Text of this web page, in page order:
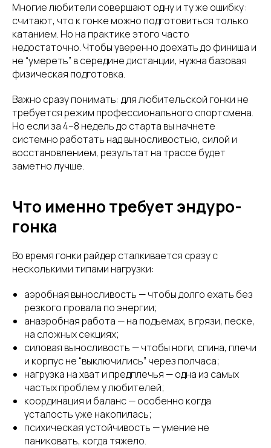
Многие любители совершают одну и ту же ошибку:
считают, что к гонке можно подготовиться только
катанием. Но на практике этого часто
недостаточно. Чтобы уверенно доехать до финиша и
не “умереть” в середине дистанции, нужна базовая
физическая подготовка.
Важно сразу понимать: для любительской гонки не
требуется режим профессионального спортсмена.
Но если за 4–8 недель до старта вы начнете
системно работать над выносливостью, силой и
восстановлением, результат на трассе будет
заметно лучше.
Что именно требует эндуро-
гонка
Во время гонки райдер сталкивается сразу с
несколькими типами нагрузки:
аэробная выносливость — чтобы долго ехать без
резкого провала по энергии;
анаэробная работа — на подъемах, в грязи, песке,
на сложных секциях;
силовая выносливость — чтобы ноги, спина, плечи
и корпус не “выключились” через полчаса;
нагрузка на хват и предплечья — одна из самых
частых проблем у любителей;
координация и баланс — особенно когда
усталость уже накопилась;
психическая устойчивость — умение не
паниковать, когда тяжело.